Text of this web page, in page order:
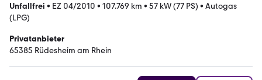
Unfallfrei • EZ 04/2010 • 107.769 km • 57 kW (77 PS) • Autogas
(LPG)
Privatanbieter
65385 Rüdesheim am Rhein